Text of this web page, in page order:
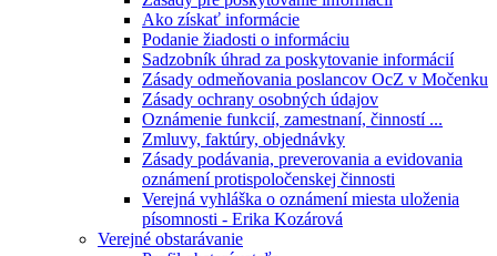
Ako získať informácie
Podanie žiadosti o informáciu
Sadzobník úhrad za poskytovanie informácií
Zásady odmeňovania poslancov OcZ v Močenku
Zásady ochrany osobných údajov
Oznámenie funkcií, zamestnaní, činností ...
Zmluvy, faktúry, objednávky
Zásady podávania, preverovania a evidovania
oznámení protispoločenskej činnosti
Verejná vyhláška o oznámení miesta uloženia
písomnosti - Erika Kozárová
Verejné obstarávanie